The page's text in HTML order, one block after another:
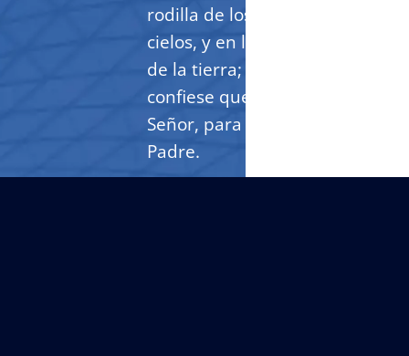
rodilla de los que están en los
cielos, y en la tierra, y debajo
de la tierra;
confiese que Jesucristo es el
Señor, para gloria de Dios
Padre.